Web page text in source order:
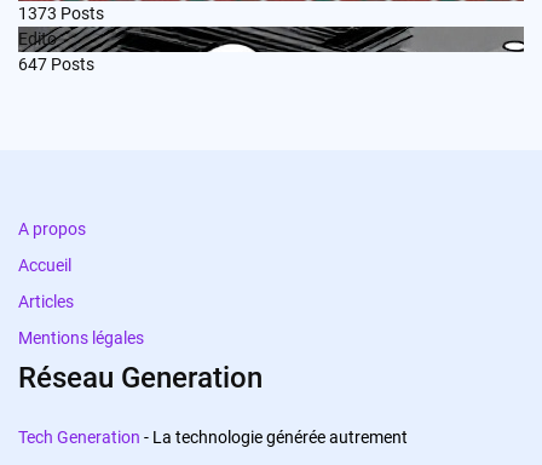
1373 Posts
Edito
647 Posts
A propos
Accueil
Articles
Mentions légales
Réseau Generation
Tech Generation - La technologie générée autrement